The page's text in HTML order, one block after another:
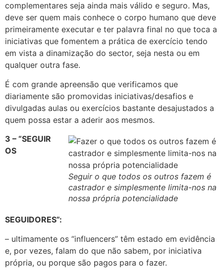
complementares seja ainda mais válido e seguro. Mas,
deve ser quem mais conhece o corpo humano que deve
primeiramente executar e ter palavra final no que toca a
iniciativas que fomentem a prática de exercício tendo
em vista a dinamização do sector, seja nesta ou em
qualquer outra fase.
É com grande apreensão que verificamos que
diariamente são promovidas iniciativas/desafios e
divulgadas aulas ou exercícios bastante desajustados a
quem possa estar a aderir aos mesmos.
Seguir o que todos os outros fazem é
castrador e simplesmente limita-nos na
nossa própria potencialidade
3 – “SEGUIR
OS
SEGUIDORES”:
– ultimamente os “influencers” têm estado em evidência
e, por vezes, falam do que não sabem, por iniciativa
própria, ou porque são pagos para o fazer.